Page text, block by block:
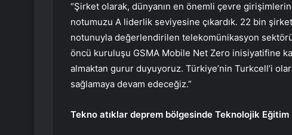
“Şirket olarak, dünyanın en önemli çevre
notumuzu A liderlik seviyesine çıkardık. 22 bin
notunuyla değerlendirilen telekomünikasyon
öncü kuruluşu GSMA Mobile Net Zero inisiyatifine
almaktan gurur duyuyoruz. Türkiye’nin Turkcell’i
sağlamaya devam edeceğiz.”
Tekno atıklar deprem bölgesinde Teknolojik Eğitim